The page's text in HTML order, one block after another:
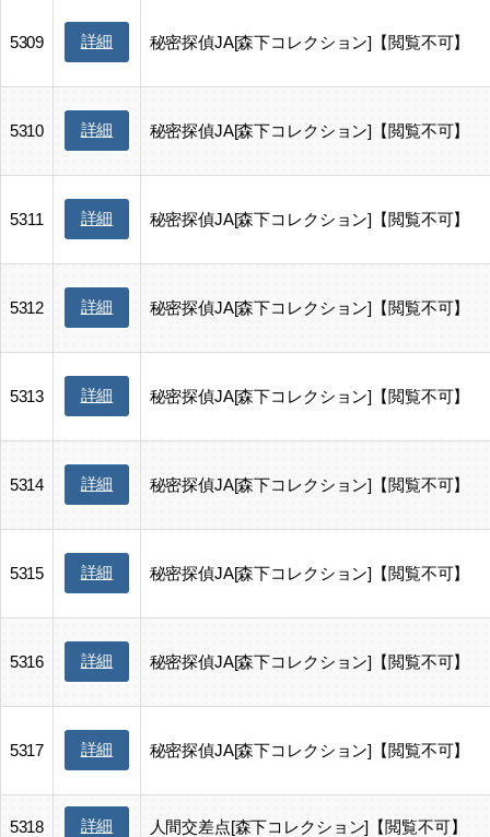
5309 詳細 秘密探偵JA[森下コレクション]【閲覧不可】
5310 詳細 秘密探偵JA[森下コレクション]【閲覧不可】
5311 詳細 秘密探偵JA[森下コレクション]【閲覧不可】
5312 詳細 秘密探偵JA[森下コレクション]【閲覧不可】
5313 詳細 秘密探偵JA[森下コレクション]【閲覧不可】
5314 詳細 秘密探偵JA[森下コレクション]【閲覧不可】
5315 詳細 秘密探偵JA[森下コレクション]【閲覧不可】
5316 詳細 秘密探偵JA[森下コレクション]【閲覧不可】
5317 詳細 秘密探偵JA[森下コレクション]【閲覧不可】
5318 詳細 人間交差点[森下コレクション]【閲覧不可】